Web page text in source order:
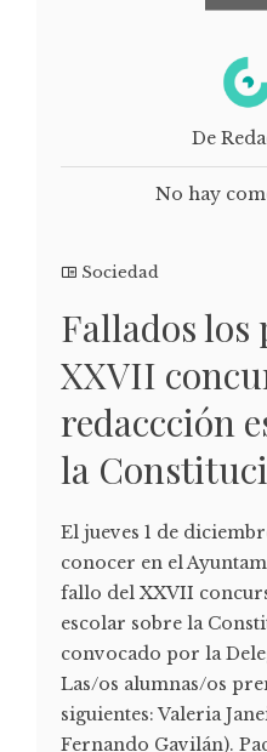
De
No hay
Sociedad
Fallados los
XXVII
redaccción
la
El jueves 1 de
conocer en el
fallo del XXVII
escolar sobre la
convocado por la
Las/os alumnas/os
siguientes: Valeria
Fernando Gavilán).